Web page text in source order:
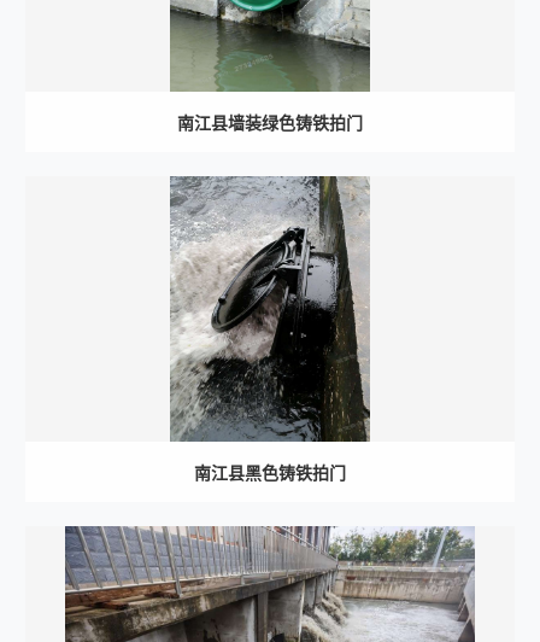
南江县墙装绿色铸铁拍门
南江县黑色铸铁拍门